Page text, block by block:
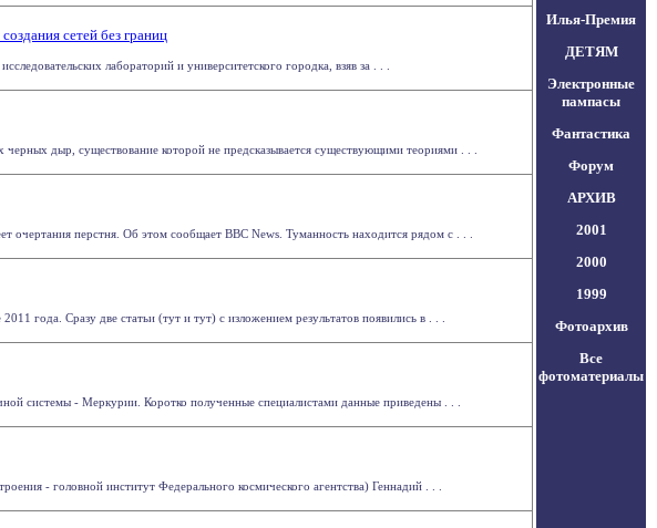
сетей без границ
лабораторий и университетского городка, взяв за . . .
дыр, существование которой не предсказывается существующими теориями . . .
очертания перстня. Об этом сообщает BBC News. Туманность находится рядом с . . .
года. Сразу две статьи (тут и тут) с изложением результатов появились в . . .
системы - Меркурии. Коротко полученные специалистами данные приведены . . .
- головной институт Федерального космического агентства) Геннадий . . .
Илья-Премия
ДЕТЯМ
Электронные
пампасы
Фантастика
Форум
АРХИВ
2001
2000
1999
Фотоархив
Все
фотоматериалы